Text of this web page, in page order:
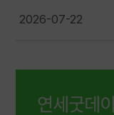
2026-07-22